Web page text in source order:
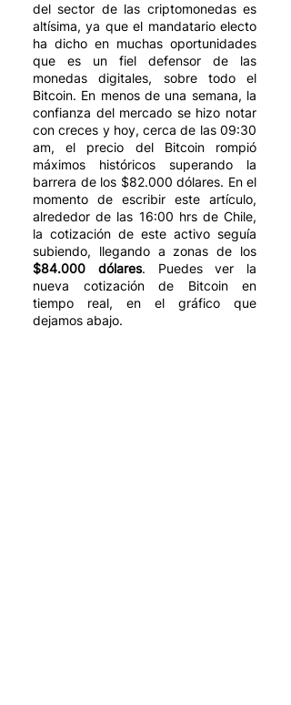
del sector de las criptomonedas es
altísima, ya que el mandatario electo
ha dicho en muchas oportunidades
que es un fiel defensor de las
monedas digitales, sobre todo el
Bitcoin. En menos de una semana, la
confianza del mercado se hizo notar
con creces y hoy, cerca de las 09:30
am, el precio del Bitcoin rompió
máximos históricos superando la
barrera de los $82.000 dólares. En el
momento de escribir este artículo,
alrededor de las 16:00 hrs de Chile,
la cotización de este activo seguía
$84.000 dólares. Puedes ver la
nueva cotización de Bitcoin en
tiempo real, en el gráfico que
dejamos abajo.